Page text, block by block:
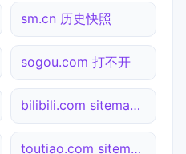
sm.cn 历史快照
sogou.com 打不开
bilibili.com sitemap.xml检测
toutiao.com sitemap.xml检测